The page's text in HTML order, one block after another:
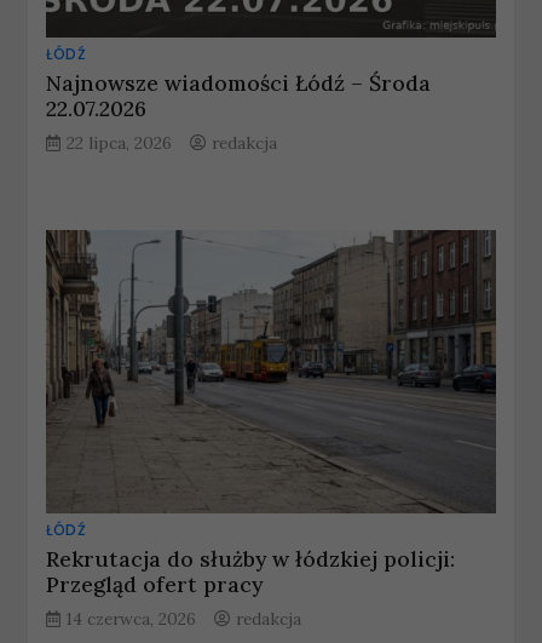
ŁÓDŹ
Najnowsze wiadomości Łódź – Środa
22.07.2026
22 lipca, 2026 redakcja
ŁÓDŹ
Rekrutacja do służby w łódzkiej policji:
Przegląd ofert pracy
14 czerwca, 2026 redakcja